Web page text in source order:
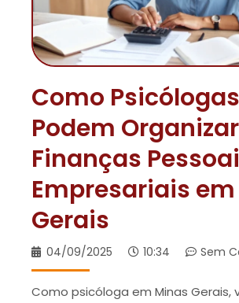
Como Psicólogas
Podem
Finanças
Empresariais
Gerais
04/09/2025 10:34 Sem
Como psicóloga em Minas Gerais,